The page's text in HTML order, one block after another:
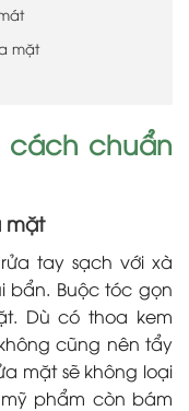
mặt
cách chuẩn
mặt
tay sạch với xà
bẩn. Buộc tóc gọn
Dù có thoa kem
cũng nên tẩy
mặt sẽ không loại
phẩm còn bám